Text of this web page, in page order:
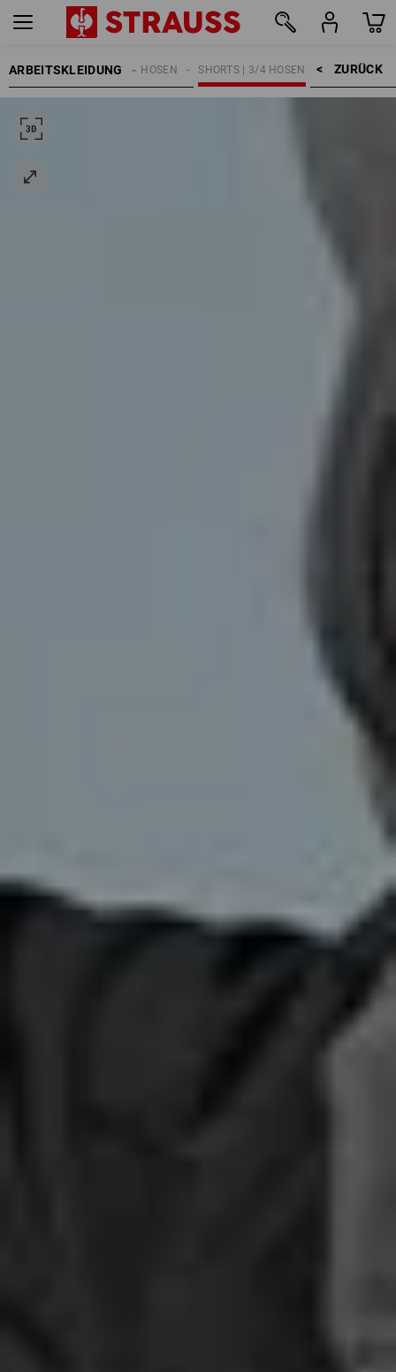
ARBEITSKLEIDUNG ZURÜCK    >
SHORTS | 3/4 HOSEN
ARBEITSHOSEN
HERREN